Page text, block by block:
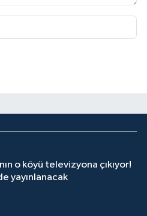
o köyü televizyona çıkıyor!
yayınlanacak